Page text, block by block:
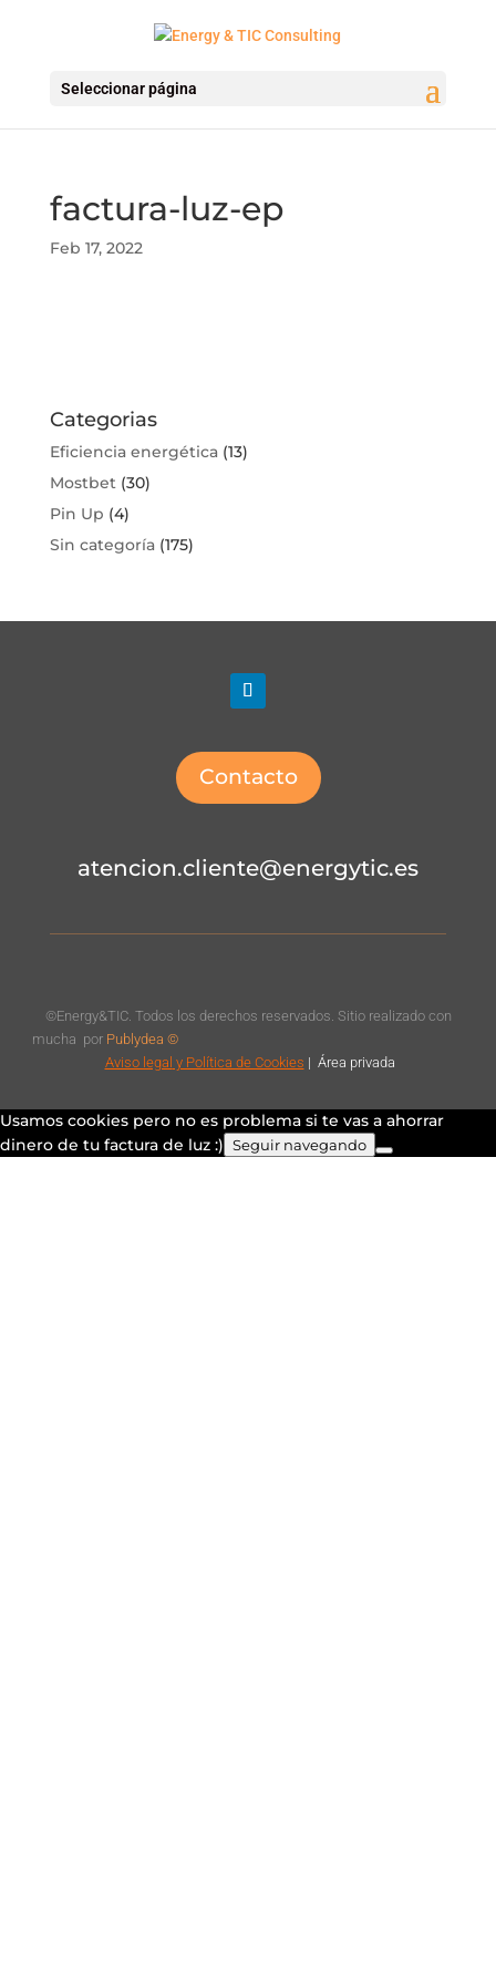
Seleccionar página
factura-luz-ep
Feb 17, 2022
Categorias
Eficiencia energética(13)
Mostbet(30)
Pin Up (4)
Sin categoría(175)
Contacto
atencion.cliente@energytic.es
©Energy&TIC. Todos los derechos reservados. Sitio realizado con
mucha por Publydea ©
Aviso legal y Política de Cookies | Área privada
Usamos cookies pero no es problema si te vas a ahorrar
dinero de tu factura de luz :) Seguir navegando